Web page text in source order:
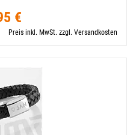
€
Preis inkl. MwSt. zzgl. Versandkosten